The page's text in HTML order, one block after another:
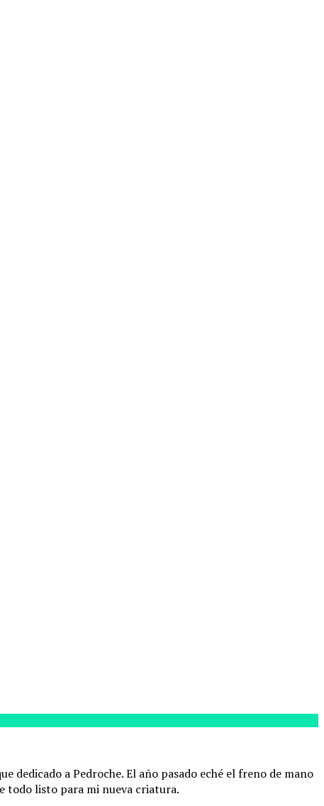
dedicado a Pedroche. El año pasado eché el freno de mano
todo listo para mi nueva criatura.